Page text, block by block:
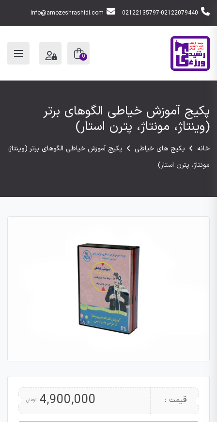
02122135797-02122079440
info@amozeshrashidi.com
0
پکیج آموزش خیاطی الگوهای برتر
(وینتاژ، مونتاژ، پترن استار)
خانه پکیج های خیاطی
پکیج آموزش خیاطی الگوهای برتر (وینتاژ،
مونتاژ، پترن استار)
قیمت : 4,900,000 تومان